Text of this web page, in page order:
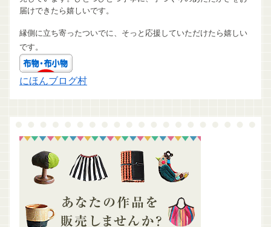
届けできたら嬉しいです。
縁側に立ち寄ったついでに、そっと応援していただけたら嬉しい
です。
にほんブログ村